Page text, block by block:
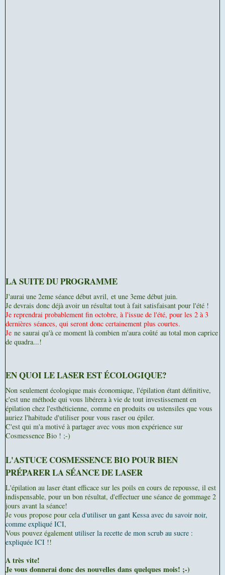
LA SUITE DU PROGRAMME
J'aurai une 2eme séance début avril, et une 3eme début juin.
Je devrais donc déjà avoir un résultat tout à fait satisfaisant pour l'été !
Je reprendrai probablement fin octobre, à l'issue de l'été, pour les 2 à 3
dernières séances, qui seront donc certainement plus courtes.
Je ne saurai qu'à ce moment là combien m'aura coûté au total mon caprice
de quadra...!
EN QUOI LE LASER EST ÉCOLOGIQUE?
Non seulement écologique mais économique, l'épilation étant définitive,
c'est une méthode qui vous libérera à vie de tout investissement en
épilation chez l'esthéticienne, comme en produits ou ustensiles que vous
auriez l'habitude d'utiliser pour vous raser ou épiler.
C'est qui m'a motivé à partager avec vous mon expérience sur
Cosmessence Bio ! ;-)
L'ASTUCE COSMESSENCE BIO POUR BIEN
PRÉPARER LA SÉANCE DE LASER
L'épilation au laser étant efficace sur les poils en cours de repousse, il est
indispensable, pour un bon résultat, d'effectuer une séance de gommage 2
jours avant la séance!
Je vous propose pour celad'utiliser un gant Kessa avec du savoir noir,
comme expliqué ICI,
Vous pouvez également utiliser la recette de mon scrub au sucre :
expliquée ICI !!
A très vite!
Je vous donnerai donc des nouvelles dans quelques mois! ;-)